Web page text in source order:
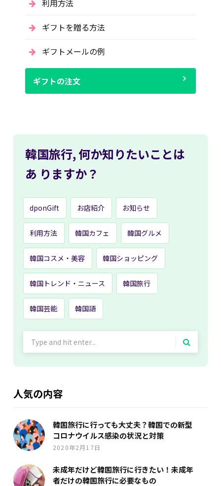
利用方法
ギフトを贈る方法
ギフトメールの例
ギフトの注文
韓国旅行, 何か知りたいことは
あ りますか？
dponGift お店紹介 お知らせ
利用方法 韓国カフェ 韓国グルメ
韓国コスメ・美容 韓国ショッピング
韓国トレンド・ニュース 韓国旅行
韓国芸能 韓国語
人気の内容
韓国旅行に行っても大丈夫？韓国での新型
コロナウイルス感染の状況と対策
2020年2月17日
未成年だけど韓国旅行に行きたい！未成年
者だけの韓国旅行に必要なもの